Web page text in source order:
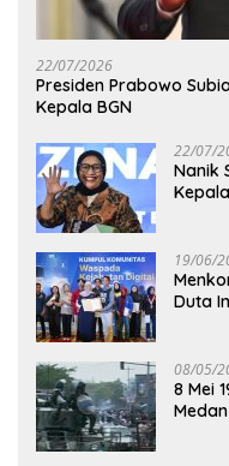
22/07/2026
Presiden Prabowo
Kepala BGN
22/07/
Nanik
19/06/
Duta
08/05/
8 Mei